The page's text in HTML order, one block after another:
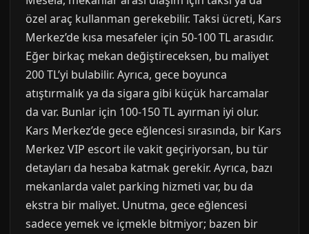
özel araç kullanman gerekebilir. Taksi ücreti, Kars
Merkez’de kısa mesafeler için 50-100 TL arasıdır.
Eğer birkaç mekan değiştireceksen, bu maliyet
200 TL’yi bulabilir. Ayrıca, gece boyunca
atıştırmalık ya da sigara gibi küçük harcamalar
da var. Bunlar için 100-150 TL ayırman iyi olur.
Kars Merkez’de gece eğlencesi sırasında, bir Kars
Merkez VIP escort ile vakit geçiriyorsan, bu tür
detayları da hesaba katmak gerekir. Ayrıca, bazı
mekanlarda valet parking hizmeti var, bu da
ekstra bir maliyet. Unutma, gece eğlencesi
sadece yemek ve içmekle bitmiyor; bazen bir